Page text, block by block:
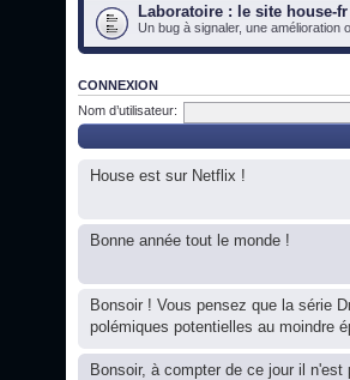
Laboratoire : le site house-fr
Un bug à signaler, une amélioration
CONNEXION
Nom d’utilisateur:
House est sur Netflix !
Bonne année tout le monde !
Bonsoir ! Vous pensez que la série
polémiques potentielles au moindre
Bonsoir, à compter de ce jour il